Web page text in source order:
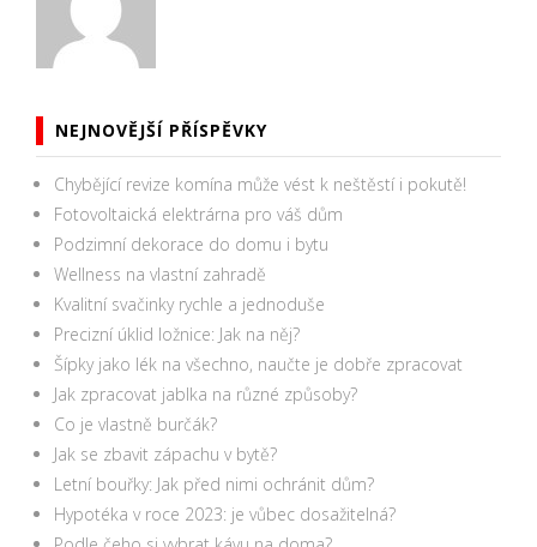
NEJNOVĚJŠÍ PŘÍSPĚVKY
Chybějící revize komína může vést k neštěstí i pokutě!
Fotovoltaická elektrárna pro váš dům
Podzimní dekorace do domu i bytu
Wellness na vlastní zahradě
Kvalitní svačinky rychle a jednoduše
Precizní úklid ložnice: Jak na něj?
Šípky jako lék na všechno, naučte je dobře zpracovat
Jak zpracovat jablka na různé způsoby?
Co je vlastně burčák?
Jak se zbavit zápachu v bytě?
Letní bouřky: Jak před nimi ochránit dům?
Hypotéka v roce 2023: je vůbec dosažitelná?